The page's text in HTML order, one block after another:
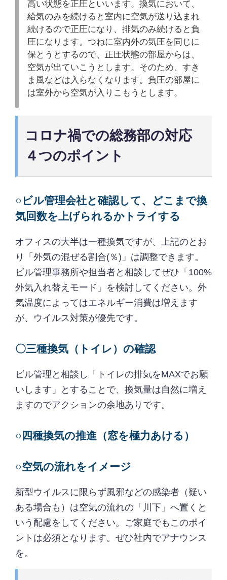
高い状態を正圧といいます。換気において、
給気のみを続けると室内に空気が送り込まれ
続けるので正圧になり、排気のみ続けると負
圧になります。つねに室内外の気圧を同じに
保とうとするので、正圧状態の部屋からは、
空気が出ていこうとします。そのため、すき
ま風などは入らなくなります。負圧の部屋に
は室外から空気が入りこもうとします。
コロナ禍での総務部の対応
４つのポイント
○ビル管理会社と確認して、どこまで換
気回数を上げられるかトライする
オフィスの大半は一種換気ですが、上記のとお
り「外気の混ぜる割合(％)」は調整できます。
ビル管理事務所や担当者と相談してぜひ「100%
外気入れ替えモード」を検討してください。外
気温度によってはエネルギー消費は増えます
が、ウイルス対策が優先です。
〇三種換気（トイレ）の確認
ビル管理と相談し「トイレの排気をMAXでお願
いします」とすることで、換気量は自然に増え
ますのでアクションの余地ありです。
○四種換気の推進（窓を極力あける）
○空気の流れをイメージ
新型ウイルスに限らず風邪などの感染者（疑い
ある場合も）は空気の流れの「川下」へ置くと
いう配慮をしてください。ご家庭でもこのポイ
ントは必須となります。ぜひ社内でアナウンス
を。